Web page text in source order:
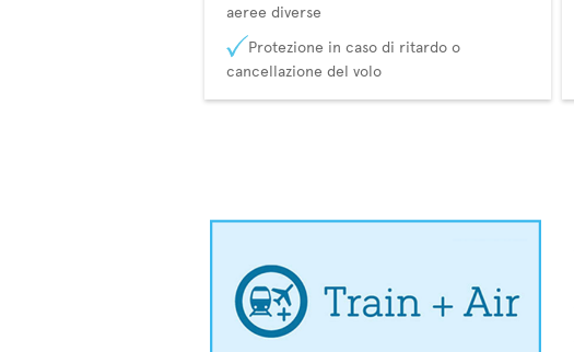
aeree diverse
Protezione in caso di ritardo o
cancellazione del volo